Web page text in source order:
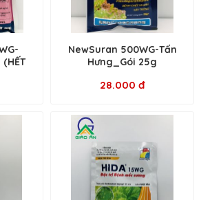
NewSuran 500WG-Tấn
Hưng_Gói 25g
28.000 đ